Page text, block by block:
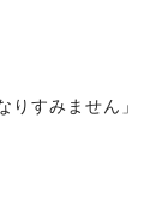
りすみません」